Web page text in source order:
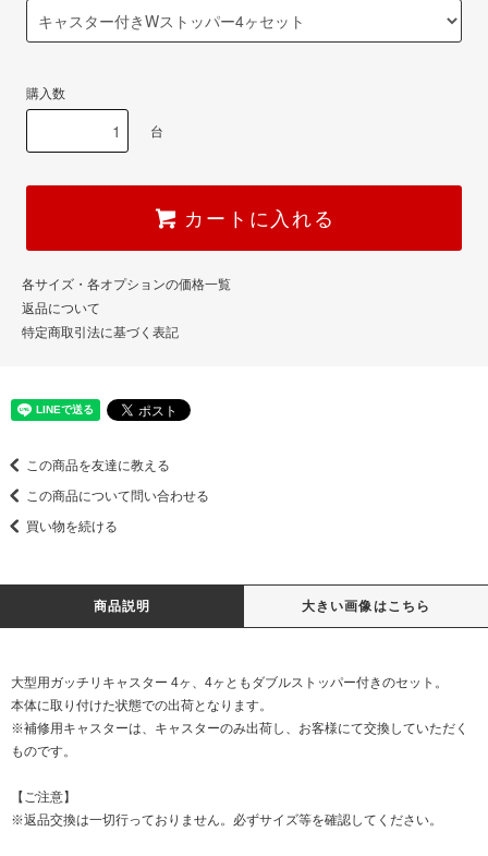
購入数
台
カートに入れる
各サイズ・各オプションの価格一覧
返品について
特定商取引法に基づく表記
この商品を友達に教える
この商品について問い合わせる
買い物を続ける
商品説明 大きい画像はこちら
大型用ガッチリキャスター 4ヶ、4ヶともダブルストッパー付きのセット。
本体に取り付けた状態での出荷となります。
※補修用キャスターは、キャスターのみ出荷し、お客様にて交換していただく
ものです。
【ご注意】
※返品交換は一切行っておりません。必ずサイズ等を確認してください。